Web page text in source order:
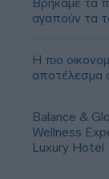
αγαπούν τα
Η πιο
αποτέλεσμα
Balance &
Wellness
Luxury Hotel